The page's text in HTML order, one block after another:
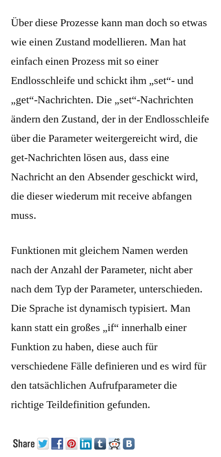
Über diese Prozesse kann man doch so etwas
wie einen Zustand modellieren. Man hat
einfach einen Prozess mit so einer
Endlosschleife und schickt ihm „set“- und
„get“-Nachrichten. Die „set“-Nachrichten
ändern den Zustand, der in der Endlosschleife
über die Parameter weitergereicht wird, die
get-Nachrichten lösen aus, dass eine
Nachricht an den Absender geschickt wird,
die dieser wiederum mit receive abfangen
muss.
Funktionen mit gleichem Namen werden
nach der Anzahl der Parameter, nicht aber
nach dem Typ der Parameter, unterschieden.
Die Sprache ist dynamisch typisiert. Man
kann statt ein großes „if“ innerhalb einer
Funktion zu haben, diese auch für
verschiedene Fälle definieren und es wird für
den tatsächlichen Aufrufparameter die
richtige Teildefinition gefunden.